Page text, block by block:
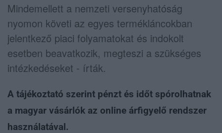
Mindemellett a nemzeti versenyhatóság
nyomon követi az egyes termékláncokban
jelentkező piaci folyamatokat és indokolt
esetben beavatkozik, megteszi a szükséges
intézkedéseket - írták.
A tájékoztató szerint pénzt és időt spórolhatnak
a magyar vásárlók az online árfigyelő rendszer
használatával.